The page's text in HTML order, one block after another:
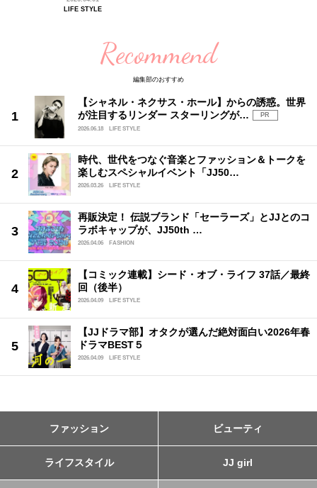
LIFE STYLE
Recommend
編集部のおすすめ
【シャネル・ネクサス・ホール】からの誘惑。世界
が注目するリンダー スターリングが…
PR
2026.06.18
LIFE STYLE
時代、世代をつなぐ音楽とファッション＆トークを
楽しむスペシャルイベント「JJ50…
2026.03.26 LIFE STYLE
再販決定！ 伝説ブランド「セーラーズ」とJJとのコ
ラボキャップが、JJ50th …
2026.04.06 FASHION
【コミック連載】シード・オブ・ライフ 37話／最終
回（後半）
2026.04.09 LIFE STYLE
【JJドラマ部】オタクが選んだ絶対面白い2026年春
ドラマBEST５
2026.04.09 LIFE STYLE
ファッション ビューティ
ライフスタイル JJ girl